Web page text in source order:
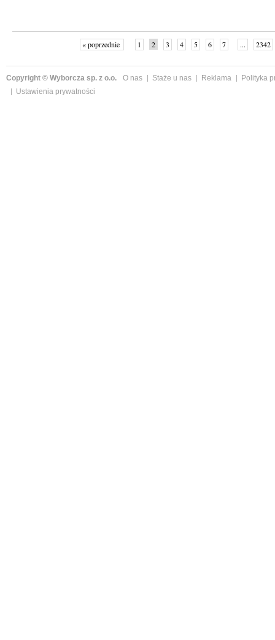
« poprzednie 1 2 3 4 5 6 7 ... 2342
Copyright © Wyborcza sp. z o.o. O nas Staże u nas Reklama
Polityka
Ustawienia prywatności